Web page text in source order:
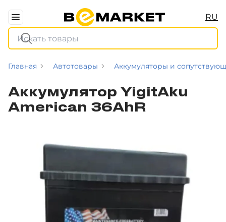
RU
Главная Автотовары Аккумуляторы и
Аккумулятор YigitAku
American 36AhR